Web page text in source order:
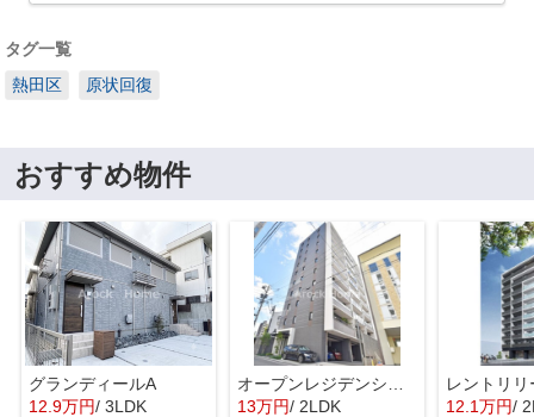
タグ一覧
熱田区
原状回復
おすすめ物件
グランディールA
12.9万円/ 3LDK
13万円/ 2LDK
レントリ
12.1万円/